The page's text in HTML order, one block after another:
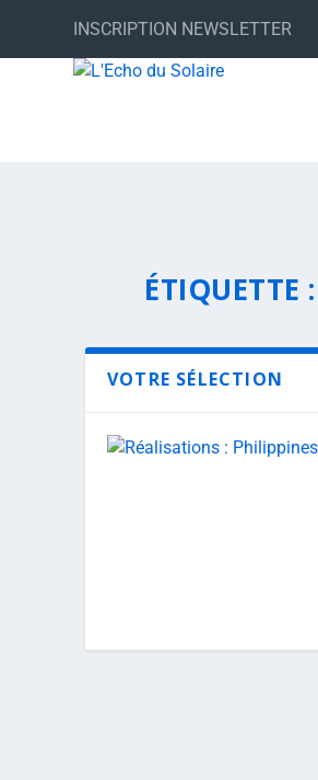
INSCRIPTION NEWSLETTER
ÉTIQUETTE :
VOTRE SÉLECTION